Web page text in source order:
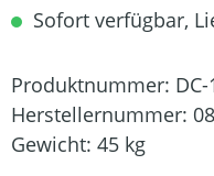
Sofort verfügbar,
Produktnummer:
Herstellernummer:
Gewicht: 45 kg